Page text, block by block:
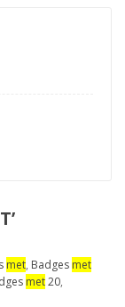
met, Badges met
met20,